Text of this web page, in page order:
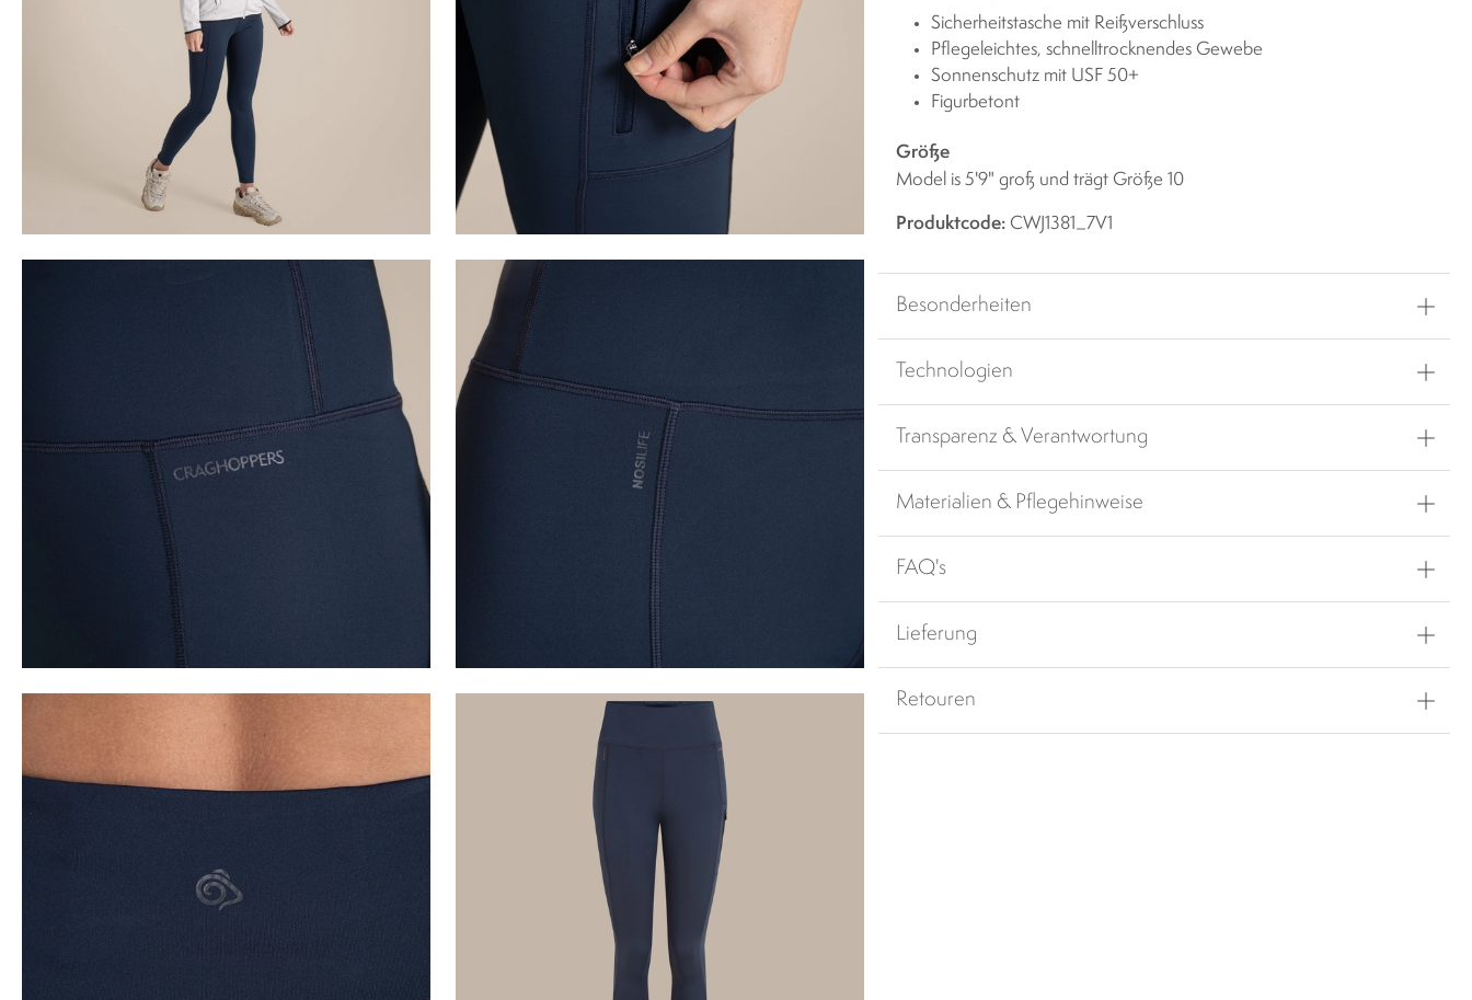
Sicherheitstasche mit Reißverschluss
Pflegeleichtes, schnelltrocknendes Gewebe
Sonnenschutz mit USF 50+
Figurbetont
Größe
Model is 5'9" groß und trägt Größe 10
Produktcode: CWJ1381_7V1
Besonderheiten
Technologien
Transparenz & Verantwortung
Materialien & Pflegehinweise
FAQ's
Lieferung
Retouren